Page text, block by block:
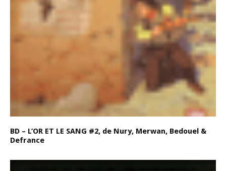
BD – L’OR ET LE SANG #2, de Nury, Merwan, Bedouel &
Defrance